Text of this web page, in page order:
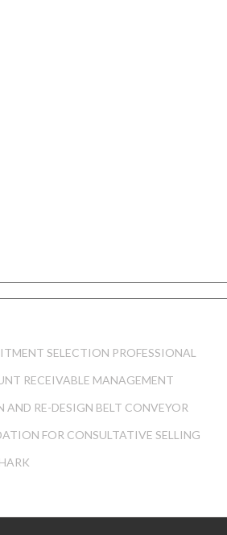
SELECTION PROFESSIONAL
RECEIVABLE MANAGEMENT
AND RE-DESIGN BELT CONVEYOR
FOR CONSULTATIVE SELLING